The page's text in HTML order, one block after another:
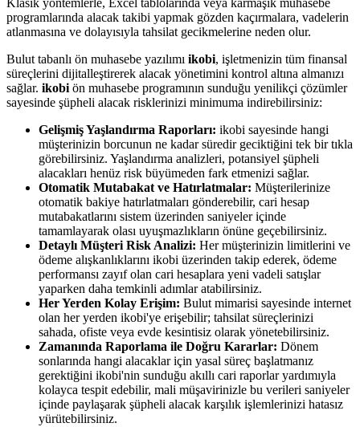
Klasik yöntemlerle, Excel tablolarında veya karmaşık muhasebe
programlarında alacak takibi yapmak gözden kaçırmalara, vadelerin
atlanmasına ve dolayısıyla tahsilat gecikmelerine neden olur.
Bulut tabanlı ön muhasebe yazılımı ikobi, işletmenizin tüm finansal
süreçlerini dijitalleştirerek alacak yönetimini kontrol altına almanızı
sağlar. ikobi ön muhasebe programının sunduğu yenilikçi çözümler
sayesinde şüpheli alacak risklerinizi minimuma indirebilirsiniz:
Gelişmiş Yaşlandırma Raporları: ikobi sayesinde hangi
müşterinizin borcunun ne kadar süredir geciktiğini tek bir tıkla
görebilirsiniz. Yaşlandırma analizleri, potansiyel şüpheli
alacakları henüz risk büyümeden fark etmenizi sağlar.
Otomatik Mutabakat ve Hatırlatmalar: Müşterilerinize
otomatik bakiye hatırlatmaları gönderebilir, cari hesap
mutabakatlarını sistem üzerinden saniyeler içinde
tamamlayarak olası uyuşmazlıkların önüne geçebilirsiniz.
Detaylı Müşteri Risk Analizi: Her müşterinizin limitlerini ve
ödeme alışkanlıklarını ikobi üzerinden takip ederek, ödeme
performansı zayıf olan cari hesaplara yeni vadeli satışlar
yaparken daha temkinli adımlar atabilirsiniz.
Her Yerden Kolay Erişim: Bulut mimarisi sayesinde internet
olan her yerden ikobi'ye erişebilir; tahsilat süreçlerinizi
sahada, ofiste veya evde kesintisiz olarak yönetebilirsiniz.
Zamanında Raporlama ile Doğru Kararlar: Dönem
sonlarında hangi alacaklar için yasal süreç başlatmanız
gerektiğini ikobi'nin sunduğu akıllı cari raporlar yardımıyla
kolayca tespit edebilir, mali müşavirinizle bu verileri saniyeler
içinde paylaşarak şüpheli alacak karşılık işlemlerinizi hatasız
yürütebilirsiniz.